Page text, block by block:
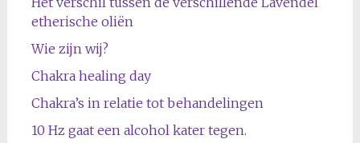
etherische oliën
Wie zijn wij?
Chakra healing day
Chakra’s in relatie tot behandelingen
10 Hz gaat een alcohol kater tegen.